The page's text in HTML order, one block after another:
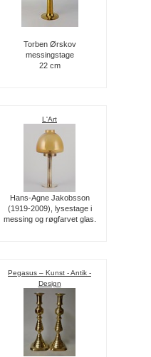
Torben Ørskov
messingstage
22 cm
L'Art
Hans-Agne Jakobsson
(1919-2009), lysestage i
messing og røgfarvet glas.
Pegasus – Kunst - Antik -
Design